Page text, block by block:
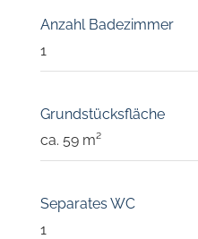
Anzahl Badezimmer
1
Grundstücksfläche
ca. 59 m²
Separates WC
1